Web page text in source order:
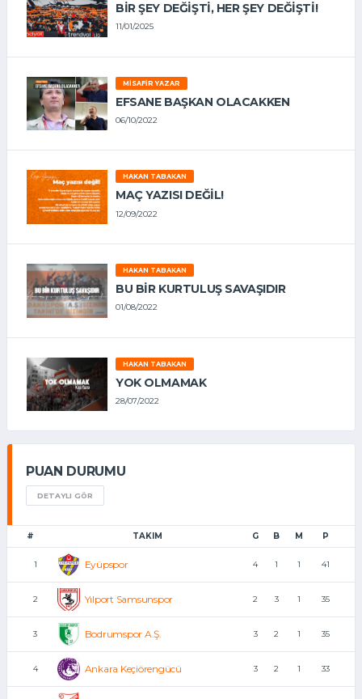
BIR ŞEY DEĞIŞTI, HER ŞEY DEĞIŞTI!
11/01/2025
MISAFIR YAZAR
EFSANE BAŞKAN OLACAKKEN
06/10/2022
HAKAN TABAKAN
MAÇ YAZISI DEĞİL!
12/09/2022
HAKAN TABAKAN
BU BİR KURTULUŞ SAVAŞIDIR
01/08/2022
HAKAN TABAKAN
YOK OLMAMAK
28/07/2022
PUAN DURUMU
DETAYLI GÖR
# TAKIM G B M P
1 Eyüpspor 4 1 1 41
2 Yılport Samsunspor 2 3 1 35
3 Bodrumspor A.Ş. 3 2 1 35
4 Ankara Keçiörengücü 3 2 1 33